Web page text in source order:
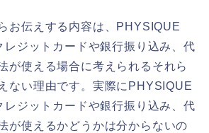
お伝えする内容は、PHYSIQUE
レジットカードや銀行振り込み、代
が使える場合に考えられるそれら
ない理由です。実際にPHYSIQUE
レジットカードや銀行振り込み、代
が使えるかどうかは分からないの